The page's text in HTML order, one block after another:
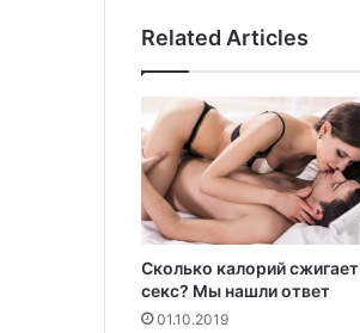
л
ь
з
в
а
и
е
в
а
п
Related Articles
Сколько калорий сжигает
секс? Мы нашли ответ
01.10.2019